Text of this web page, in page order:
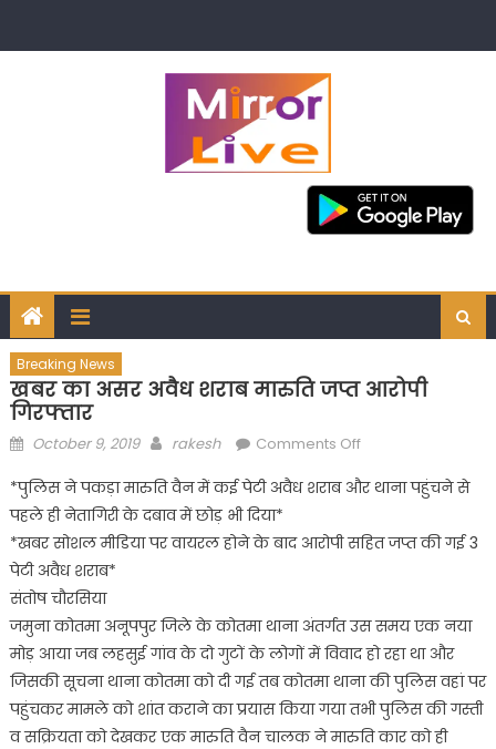
Breaking News
खबर का असर अवैध शराब मारुति जप्त आरोपी
गिरफ्तार
Posted
October 9, 2019 Author
rakesh Comments Offon
का
अवैध
जप्त
आरोपी
गिरफ्तार
*पुलिस ने पकड़ा मारुति वैन में कई पेटी अवैध शराब और थाना पहुंचने से
पहले ही नेतागिरी के दबाव में छोड़ भी दिया*
*खबर सोशल मीडिया पर वायरल होने के बाद आरोपी सहित जप्त की गई 3
पेटी अवैध शराब*
संतोष चौरसिया
जमुना कोतमा अनूपपुर जिले के कोतमा थाना अंतर्गत उस समय एक नया
मोड़ आया जब लहसुई गांव के दो गुटों के लोगों में विवाद हो रहा था और
जिसकी सूचना थाना कोतमा को दी गई तब कोतमा थाना की पुलिस वहां पर
पहुंचकर मामले को शांत कराने का प्रयास किया गया तभी पुलिस की गस्ती
व सक्रियता को देखकर एक मारुति वैन चालक ने मारुति कार को ही